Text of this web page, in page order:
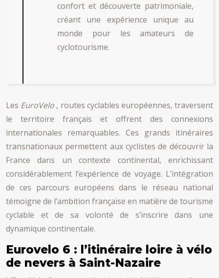
confort et découverte patrimoniale,
créant une expérience unique au
monde pour les amateurs de
cyclotourisme.
Les EuroVelo , routes cyclables européennes, traversent
le territoire français et offrent des connexions
internationales remarquables. Ces grands itinéraires
transnationaux permettent aux cyclistes de découvrir la
France dans un contexte continental, enrichissant
considérablement l’expérience de voyage. L’intégration
de ces parcours européens dans le réseau national
témoigne de l’ambition française en matière de tourisme
cyclable et de sa volonté de s’inscrire dans une
dynamique continentale.
Eurovelo 6 : l’itinéraire loire à vélo
de nevers à Saint-Nazaire